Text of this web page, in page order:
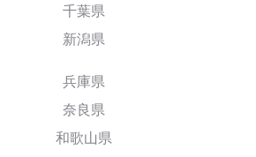
千葉県
新潟県
兵庫県
奈良県
和歌山県